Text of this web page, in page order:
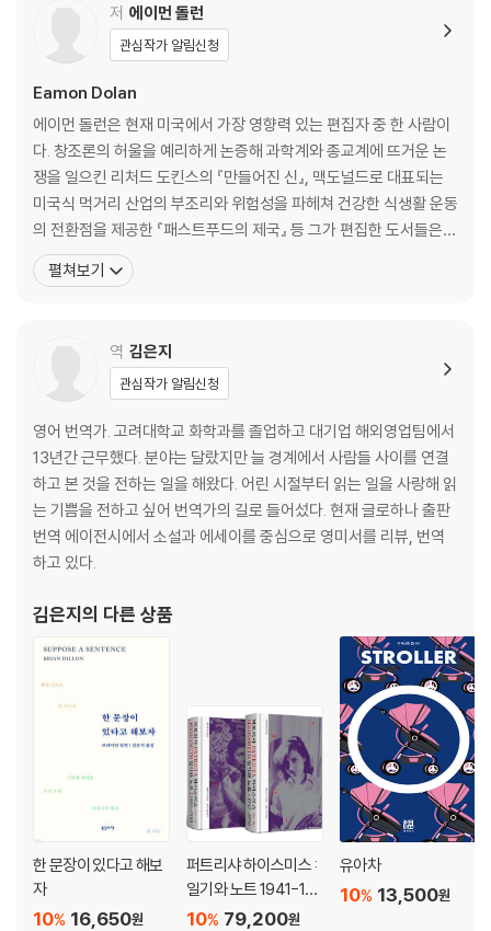
저 에이먼 돌런
관심작가 알림신청
Eamon Dolan
에이먼 돌런은 현재 미국에서 가장 영향력 있는 편집자 중 한 사람이
다. 창조론의 허울을 예리하게 논증해 과학계와 종교계에 뜨거운 논
쟁을 일으킨 리처드 도킨스의 『만들어진 신』, 맥도널드로 대표되는
미국식 먹거리 산업의 부조리와 위험성을 파헤쳐 건강한 식생활 운동
의 전환점을 제공한 『패스트푸드의 제국』 등 그가 편집한 도서들은
논란의 중심에서 통념과 맞서며 사회와 독자 대중의 사고 변화를 가
져왔다. 『만들어진 신』 출간 이후 도킨스로부터 ‘책의 주제를 깊이, 지
펼쳐보기
역 김은지
관심작가 알림신청
영어 번역가. 고려대학교 화학과를 졸업하고 대기업 해외영업팀에서
13년간 근무했다. 분야는 달랐지만 늘 경계에서 사람들 사이를 연결
하고 본 것을 전하는 일을 해왔다. 어린 시절부터 읽는 일을 사랑해 읽
는 기쁨을 전하고 싶어 번역가의 길로 들어섰다. 현재 글로하나 출판
번역 에이전시에서 소설과 에세이를 중심으로 영미서를 리뷰, 번역
하고 있다.
김은지 의 다른 상품
한 문장이 있다고 해보
자
16,650원
10%
퍼트리샤 하이스미스 :
일기와 노트 1941-199
5
79,200원
10%
유아차
13,500원
10%